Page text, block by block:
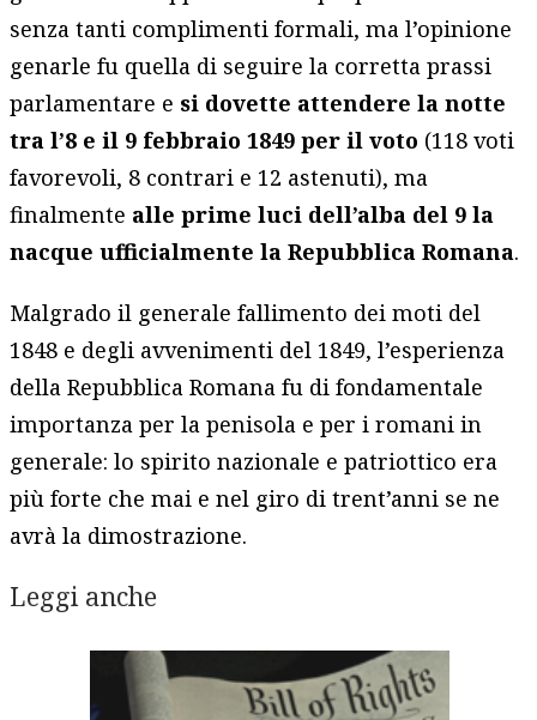
senza tanti complimenti formali, ma l’opinione
genarle fu quella di seguire la corretta prassi
parlamentare e si dovette attendere la notte
tra l’8 e il 9 febbraio 1849 per il voto (118 voti
favorevoli, 8 contrari e 12 astenuti), ma
finalmente alle prime luci dell’alba del 9 la
nacque ufficialmente la Repubblica Romana.
Malgrado il generale fallimento dei moti del
1848 e degli avvenimenti del 1849, l’esperienza
della Repubblica Romana fu di fondamentale
importanza per la penisola e per i romani in
generale: lo spirito nazionale e patriottico era
più forte che mai e nel giro di trent’anni se ne
avrà la dimostrazione.
Leggi anche